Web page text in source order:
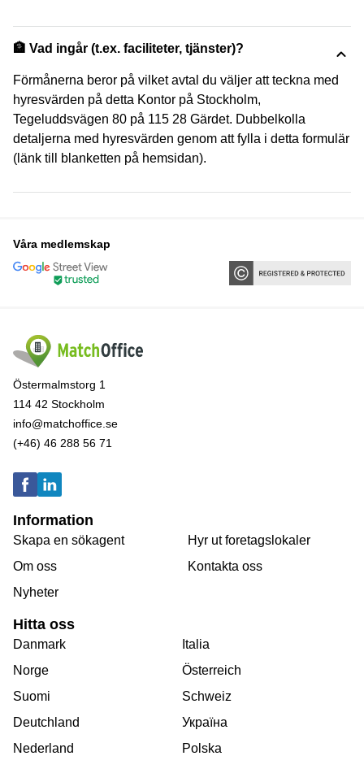
🏦 Vad ingår (t.ex. faciliteter, tjänster)?
Förmånerna beror på vilket avtal du väljer att teckna med
hyresvärden på detta Kontor på Stockholm,
Tegeluddsvägen 80 på 115 28 Gärdet. Dubbelkolla
detaljerna med hyresvärden genom att fylla i detta formulär
(länk till blanketten på hemsidan).
Våra medlemskap
Östermalmstorg 1
114 42 Stockholm
info@matchoffice.se
(+46) 46 288 56 71
Information
Skapa en sökagent
Om oss
Nyheter
Hyr ut foretagslokaler
Kontakta oss
Hitta oss
Danmark
Norge
Suomi
Deutchland
Nederland
Italia
Österreich
Schweiz
Україна
Polska